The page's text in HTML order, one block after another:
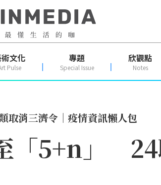
文化
Pulse
專題
Special Issue
欣觀點
Notes
消三濟令｜疫情資訊懶人包
「5+n」